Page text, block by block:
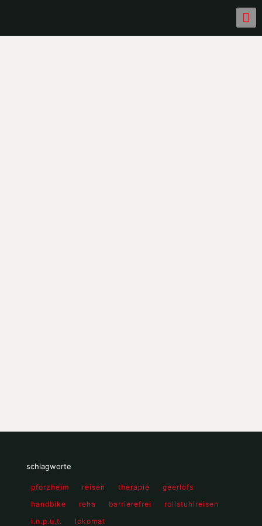
schlagworte
pforzheim reisen therapie
geerlofs
handbike
reha barrierefrei
rollstuhlreisen
i.n.p.u.t.
lokomat